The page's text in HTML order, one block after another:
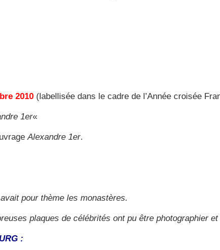
2010 (labellisée dans le cadre de l’Année croisée
1er«
Alexandre 1er.
pour thème les monastères.
plaques de célébrités ont pu être photographier
: